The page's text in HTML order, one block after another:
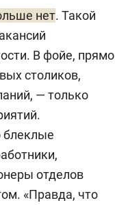
нет. Такой
В фойе, прямо
столиков,
— только
блеклые
отделов
«Правда, что